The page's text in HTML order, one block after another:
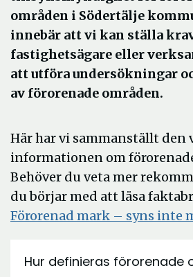
områden i Södertälje
innebär att vi kan ställa
fastighetsägare eller
att utföra undersökningar
av förorenade områden.
Här har vi sammanställt den
informationen om
Behöver du veta mer
du börjar med att läsa
Förorenad mark – syns inte
Hur definieras förorenade